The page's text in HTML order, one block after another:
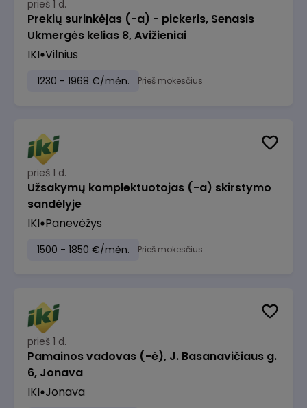
prieš 1 d.
Prekių surinkėjas (-a) - pickeris, Senasis
Ukmergės kelias 8, Avižieniai
IKI Vilnius
1230 - 1968 €/mėn. Prieš mokesčius
prieš 1 d.
Užsakymų komplektuotojas (-a) skirstymo
sandėlyje
IKI Panevėžys
1500 - 1850 €/mėn. Prieš mokesčius
prieš 1 d.
Pamainos vadovas (-ė), J. Basanavičiaus g.
6, Jonava
IKI Jonava